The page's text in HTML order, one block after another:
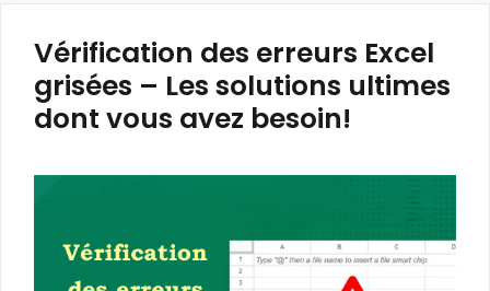
Vérification des erreurs Excel
grisées – Les solutions ultimes
dont vous avez besoin!